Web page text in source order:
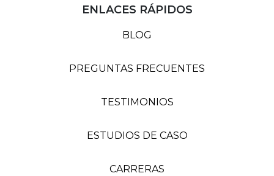
ENLACES RÁPIDOS
BLOG
PREGUNTAS FRECUENTES
TESTIMONIOS
ESTUDIOS DE CASO
CARRERAS